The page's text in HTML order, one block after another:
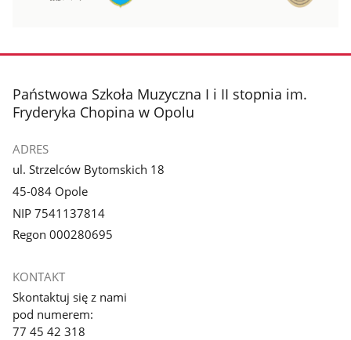
stopka
Państwowa Szkoła Muzyczna I i II stopnia im.
Fryderyka Chopina w Opolu
ADRES
ul. Strzelców Bytomskich 18
45-084 Opole
NIP 7541137814
Regon 000280695
KONTAKT
Skontaktuj się z nami
pod numerem:
77 45 42 318